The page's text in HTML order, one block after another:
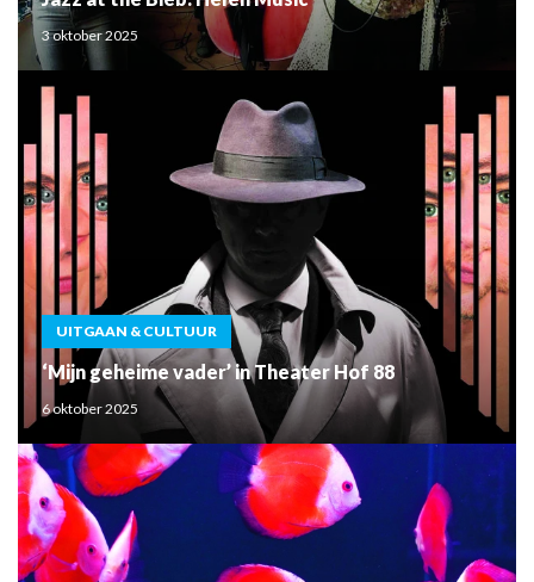
3 oktober 2025
UITGAAN & CULTUUR
‘Mijn geheime vader’ in Theater Hof 88
6 oktober 2025